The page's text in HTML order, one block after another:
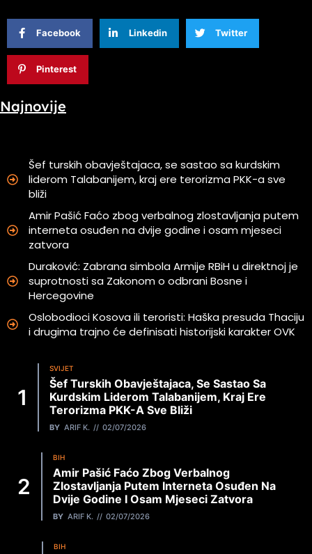
Facebook Linkedin Twitter
Pinterest
Najnovije
Šef turskih obavještajaca, se sastao sa kurdskim
liderom Talabanijem, kraj ere terorizma PKK-a sve
bliži
Amir Pašić Faćo zbog verbalnog zlostavljanja putem
interneta osuđen na dvije godine i osam mjeseci
zatvora
Duraković: Zabrana simbola Armije RBiH u direktnoj je
suprotnosti sa Zakonom o odbrani Bosne i
Hercegovine
Oslobodioci Kosova ili teroristi: Haška presuda Thaciju
i drugima trajno će definisati historijski karakter OVK
SVIJET
Šef Turskih Obavještajaca, Se Sastao Sa
Kurdskim Liderom Talabanijem, Kraj Ere
Terorizma PKK-A Sve Bliži
BY ARIF K. 02/07/2026
BIH
Amir Pašić Faćo Zbog Verbalnog
Zlostavljanja Putem Interneta Osuđen Na
Dvije Godine I Osam Mjeseci Zatvora
BY ARIF K. 02/07/2026
BIH